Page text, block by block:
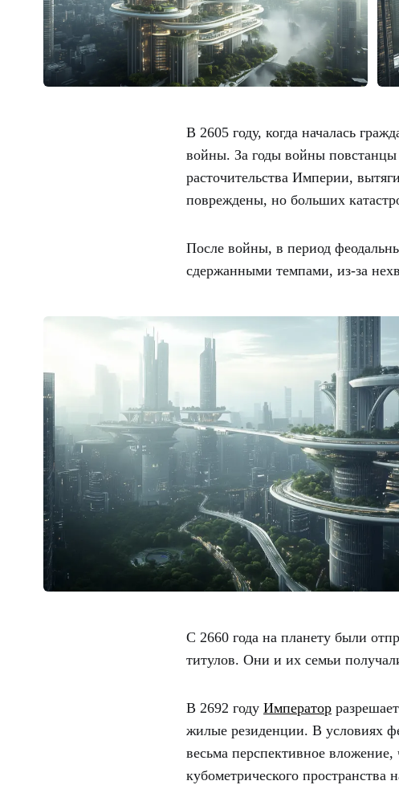
В 2605 году, когда началась
войны. За годы войны повстанцы
расточительства Империи,
повреждены, но больших
После войны, в период
сдержанными темпами, из-за
С 2660 года на планету были
титулов. Они и их семьи
В 2692 году Император
жилые резиденции. В условиях
весьма перспективное
кубометрического пространства